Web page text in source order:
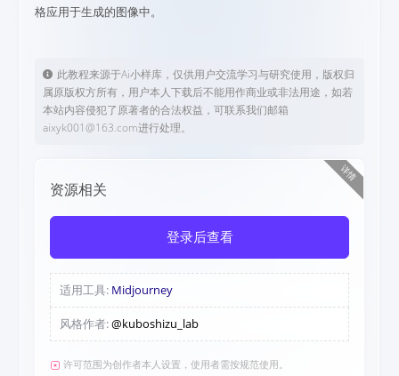
格应用于生成的图像中。
此教程来源于Ai小样库，仅供用户交流学习与研究使用，版权归
属原版权方所有，用户本人下载后不能用作商业或非法用途，如若
本站内容侵犯了原著者的合法权益，可联系我们邮箱
aixyk001@163.com进行处理。
详情
资源相关
登录后查看
适用工具: Midjourney
风格作者:@kuboshizu_lab
许可范围为创作者本人设置，使用者需按规范使用。